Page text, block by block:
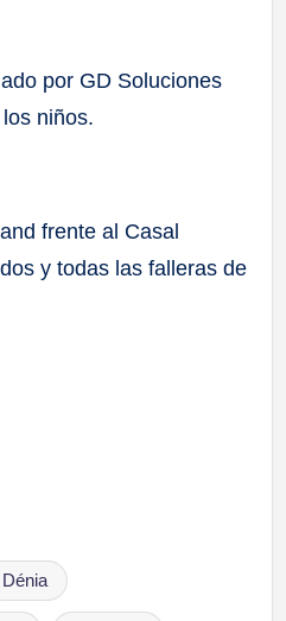
por GD Soluciones
niños.
frente al Casal
y todas las falleras de
Dénia